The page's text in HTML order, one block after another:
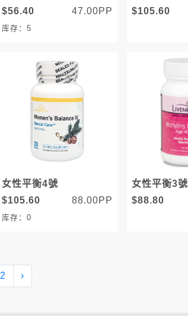
$56.40
47.00PP
库存：5
$105.60
女性平衡4號
$105.60
88.00PP
库存：0
女性平衡3號
$88.80
2 ›